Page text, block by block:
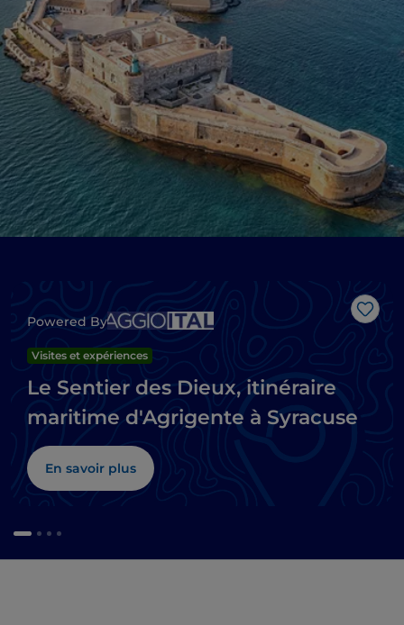
Powered By
Visites et expériences
Le Sentier des Dieux, itinéraire
maritime d'Agrigente à Syracuse
En savoir plus